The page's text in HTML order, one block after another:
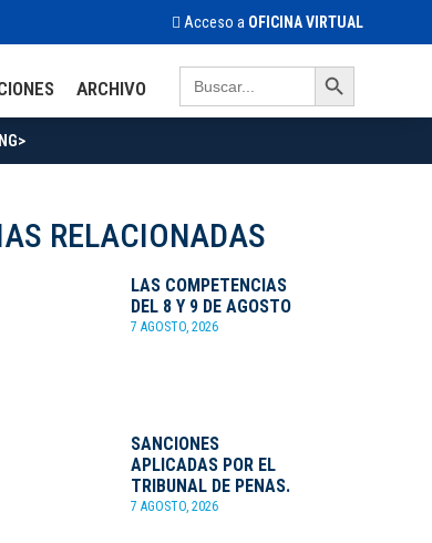
Acceso a OFICINA VIRTUAL
ARCHIVO
Search
for:
Search Button
RELACIONADAS
LAS COMPETENCIAS
DEL 8 Y 9 DE AGOSTO
7 AGOSTO, 2026
SANCIONES
APLICADAS POR EL
TRIBUNAL DE PENAS.
7 AGOSTO, 2026